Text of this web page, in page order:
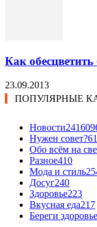
Как
23.09.2013
ПОПУЛЯРНЫЕ
Новости24
Нужен совет?
Обо всём на
Разное410
Мода и стиль
Досуг240
Здоровье223
Вкусная еда217
Береги здоровье